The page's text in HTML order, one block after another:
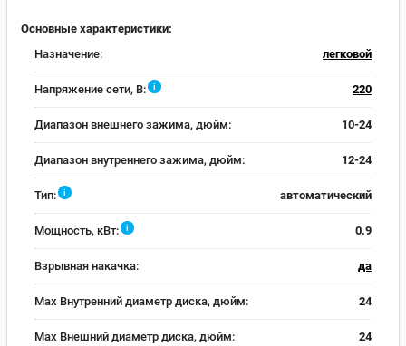
Основные характеристики:
Назначение:
легковой
Напряжение сети, В: i 220
Диапазон внешнего зажима, дюйм: 10-24
Диапазон внутреннего зажима, дюйм: 12-24
Тип: i автоматический
Мощность, кВт: i 0.9
Взрывная накачка: да
Max Внутренний диаметр диска, дюйм: 24
Max Внешний диаметр диска, дюйм: 24